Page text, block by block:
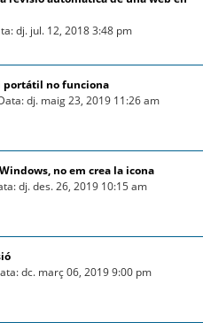
dj. jul. 12, 2018 3:48 pm
portátil no funciona
dj. maig 23, 2019 11:26 am
no em crea la icona
dj. des. 26, 2019 10:15 am
dc. març 06, 2019 9:00 pm